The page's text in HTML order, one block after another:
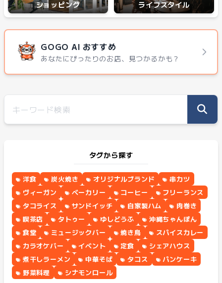
ショッピング ライフスタイル
GOGO AI おすすめ
あなたにぴったりのお店、見つかるかも？
タグから探す
洋食 炭火焼き オリジナルブランド
串カツ
ヴィーガン
ベーカリー コーヒー
フリーランス
タコライス
サンドイッチ 自家製ハム
肉巻き
喫茶店
タトゥー ゆしどうふ
沖縄ちゃんぽん
食堂
ミュージックバー 焼き鳥
スパイスカレー
カラオケバー
イベント 定食
シェアハウス
煮干しラーメン
中華そば タコス
パンケーキ
野菜料理
シナモンロール